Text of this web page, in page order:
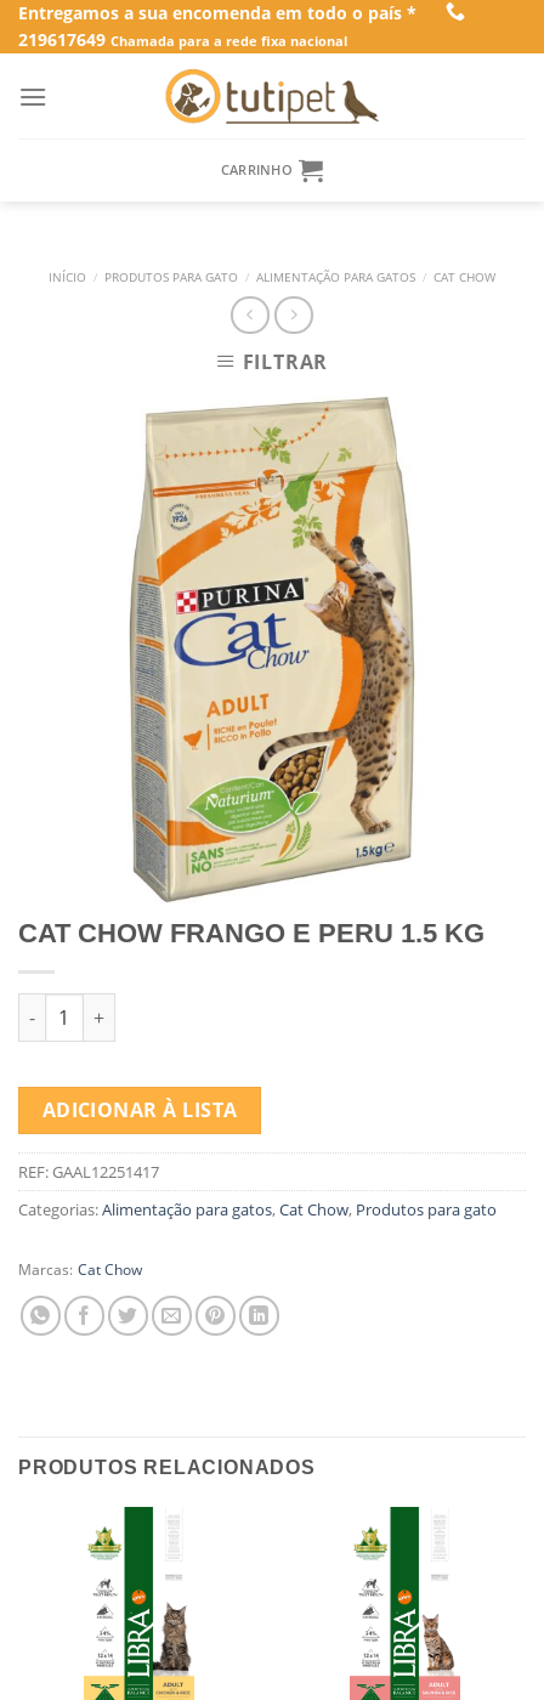
SkipEntregamos a sua encomenda em todo o país *
219617649 Chamada para a rede fixa nacional
CARRINHO
INÍCIO / PRODUTOS PARA GATO / ALIMENTAÇÃO PARA GATOS / CAT CHOW
FILTRAR
CAT CHOW FRANGO E PERU 1.5 KG
Quantidade de CAT CHOW FRANGO E PERU 1.5 KG
ADICIONAR À LISTA
REF:GAAL12251417
Categorias:Alimentação para gatos,Cat Chow, Produtos para gato
Marcas: Cat Chow
PRODUTOS RELACIONADOS